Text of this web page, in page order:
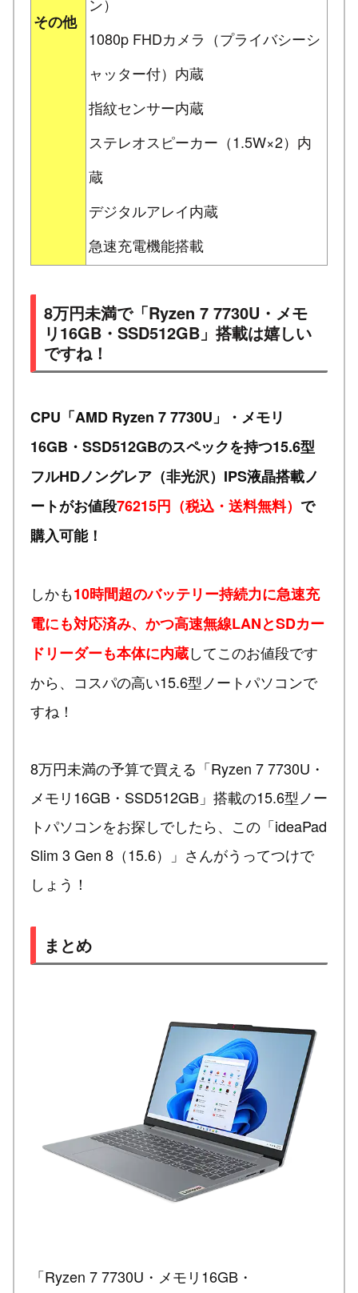
その他
1080p FHDカメラ（プライバシーシ
ャッター付）内蔵
指紋センサー内蔵
ステレオスピーカー（1.5W×2）内
蔵
デジタルアレイ内蔵
急速充電機能搭載
8万円未満で「Ryzen 7 7730U・メモ
リ16GB・SSD512GB」搭載は嬉しい
ですね！
CPU「AMD Ryzen 7 7730U」・メモリ
16GB・SSD512GBのスペックを持つ15.6型
フルHDノングレア（非光沢）IPS液晶搭載ノ
ートがお値段76215円（税込・送料無料） で
購入可能！
しかも10時間超のバッテリー持続力に急速充
電にも対応済み、かつ高速無線LANとSDカー
ドリーダーも本体に内蔵してこのお値段です
から、コスパの高い15.6型ノートパソコンで
すね！
8万円未満の予算で買える「Ryzen 7 7730U・
メモリ16GB・SSD512GB」搭載の15.6型ノー
トパソコンをお探しでしたら、この「ideaPad
Slim 3 Gen 8（15.6）」さんがうってつけで
しょう！
まとめ
「Ryzen 7 7730U・メモリ16GB・